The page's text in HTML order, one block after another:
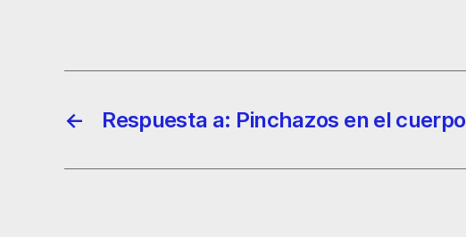
← Respuesta a: Pinchazos en el cuerpo